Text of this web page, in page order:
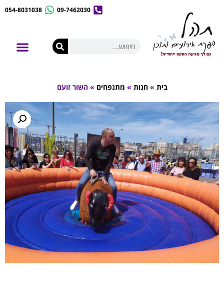
09-7462030
054-8031038
בית »חנות » מתנפחים »השור זועם